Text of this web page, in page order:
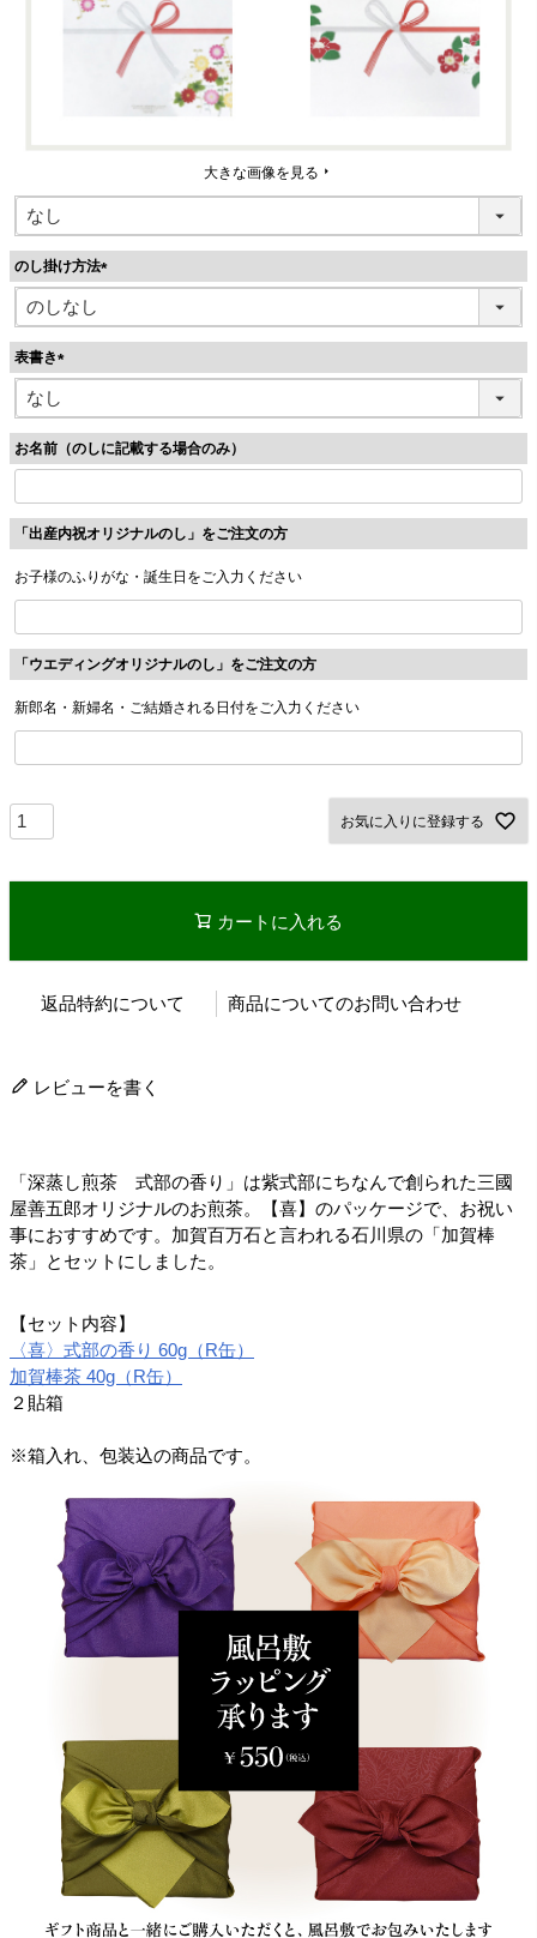
大きな画像を見る
のし掛け方法
(
表書き
(
必
お名前（のしに記載する場合のみ）
「出産内祝オリジナルのし」をご注文の方
お子様のふりがな・誕生日をご入力ください
「ウエディングオリジナルのし」をご注文の方
新郎名・新婦名・ご結婚される日付をご入力ください
お気に入りに登録する
カートに入れる
返品特約について 商品についてのお問い合わせ
レビューを書く
「深蒸し煎茶 式部の香り」は紫式部にちなんで創られた三國
屋善五郎オリジナルのお煎茶。【喜】のパッケージで、お祝い
事におすすめです。加賀百万石と言われる石川県の「加賀棒
茶」とセットにしました。
【セット内容】
〈喜〉式部の香り 60g（R缶）
加賀棒茶 40g（R缶）
２貼箱
※箱入れ、包装込の商品です。